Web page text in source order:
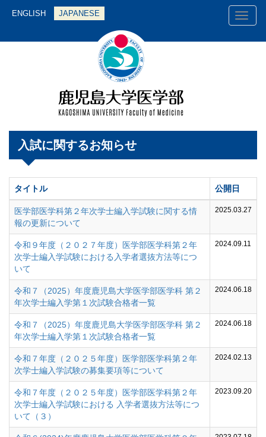
ENGLISH JAPANESE
入試に関するお知らせ
タイトル 公開日
医学部医学科第２年次学士編入学試験に関する情
報の更新について
2025.03.27
令和９年度（２０２７年度）医学部医学科第２年
次学士編入学試験における入学者選抜方法等につ
いて
2024.09.11
令和７（2025）年度鹿児島大学医学部医学科 第２
年次学士編入学第１次試験合格者一覧
2024.06.18
令和７（2025）年度鹿児島大学医学部医学科 第２
年次学士編入学第１次試験合格者一覧
2024.06.18
令和７年度（２０２５年度）医学部医学科第２年
次学士編入学試験の募集要項等について
2024.02.13
令和７年度（２０２５年度）医学部医学科第２年
次学士編入学試験における 入学者選抜方法等につ
いて（３）
2023.09.20